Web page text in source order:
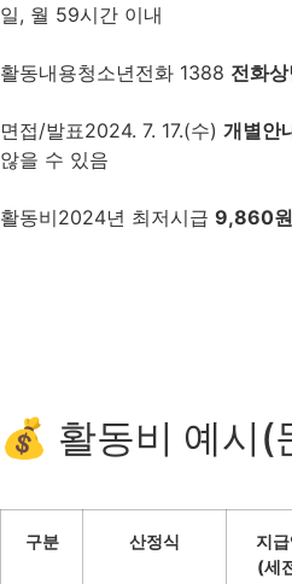
일, 월 59시간 이내
활동내용청소년전화 1388 전화
면접/발표2024. 7. 17.(수) 개별안
않을 수 있음
활동비2024년 최저시급 9,860원
💰 활동비 예시(
구분 산정식
지
(세